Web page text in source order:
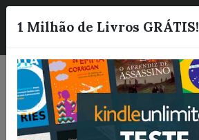
1 Milhão de Livros GRÁTIS!